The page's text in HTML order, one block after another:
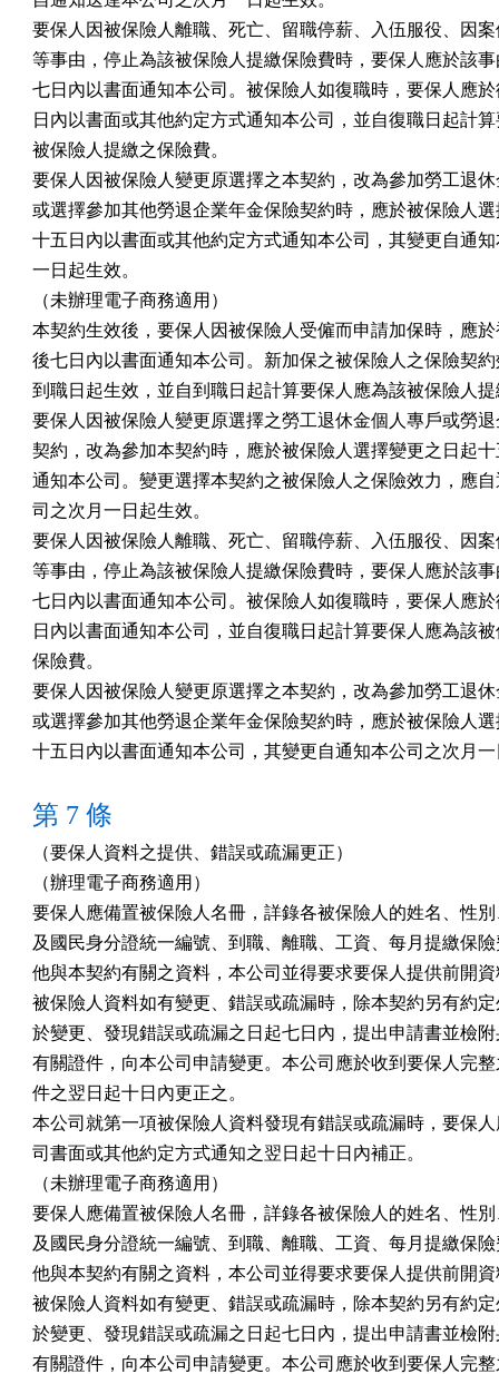
要保人因被保險人離職、死亡、留職停薪、入伍服役、因
等事由，停止為該被保險人提繳保險費時，要保人應於該
七日內以書面通知本公司。被保險人如復職時，要保人應
日內以書面或其他約定方式通知本公司，並自復職日起計
被保險人提繳之保險費。
要保人因被保險人變更原選擇之本契約，改為參加勞工退
或選擇參加其他勞退企業年金保險契約時，應於被保險人
十五日內以書面或其他約定方式通知本公司，其變更自通
一日起生效。
（未辦理電子商務適用）
本契約生效後，要保人因被保險人受僱而申請加保時，應
後七日內以書面通知本公司。新加保之被保險人之保險契
到職日起生效，並自到職日起計算要保人應為該被保險人
要保人因被保險人變更原選擇之勞工退休金個人專戶或勞
契約，改為參加本契約時，應於被保險人選擇變更之日起
通知本公司。變更選擇本契約之被保險人之保險效力，應
司之次月一日起生效。
要保人因被保險人離職、死亡、留職停薪、入伍服役、因
等事由，停止為該被保險人提繳保險費時，要保人應於該
七日內以書面通知本公司。被保險人如復職時，要保人應
日內以書面通知本公司，並自復職日起計算要保人應為該
保險費。
要保人因被保險人變更原選擇之本契約，改為參加勞工退
或選擇參加其他勞退企業年金保險契約時，應於被保險人
十五日內以書面通知本公司，其變更自通知本公司之次月
第 7 條
（要保人資料之提供、錯誤或疏漏更正）
（辦理電子商務適用）
要保人應備置被保險人名冊，詳錄各被保險人的姓名、性
及國民身分證統一編號、到職、離職、工資、每月提繳保
他與本契約有關之資料，本公司並得要求要保人提供前開
被保險人資料如有變更、錯誤或疏漏時，除本契約另有約
於變更、發現錯誤或疏漏之日起七日內，提出申請書並檢
有關證件，向本公司申請變更。本公司應於收到要保人完
件之翌日起十日內更正之。
本公司就第一項被保險人資料發現有錯誤或疏漏時，要保
司書面或其他約定方式通知之翌日起十日內補正。
（未辦理電子商務適用）
要保人應備置被保險人名冊，詳錄各被保險人的姓名、性
及國民身分證統一編號、到職、離職、工資、每月提繳保
他與本契約有關之資料，本公司並得要求要保人提供前開
被保險人資料如有變更、錯誤或疏漏時，除本契約另有約
於變更、發現錯誤或疏漏之日起七日內，提出申請書並檢
有關證件，向本公司申請變更。本公司應於收到要保人完